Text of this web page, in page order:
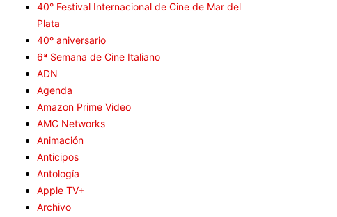
40° Festival Internacional de Cine de Mar del
Plata
40º aniversario
6ª Semana de Cine Italiano
ADN
Agenda
Amazon Prime Video
AMC Networks
Animación
Anticipos
Antología
Apple TV+
Archivo